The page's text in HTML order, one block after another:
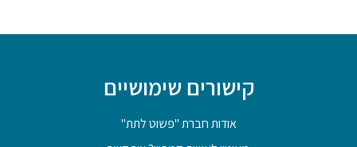
קישורים שימושיים
אודות חברת "פשוט לתת"